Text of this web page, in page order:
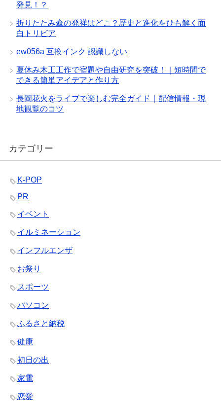
発見！？
折りたたみ傘の発祥はどこ？歴史と進化をひも解く面
白トリビア
ew056a 互換インク 認識しない
夏休み木工工作で宿題や自由研究を突破！｜短時間で
できる簡単アイデアと作り方
長岡花火をライブで楽しむ完全ガイド｜配信情報・現
地観覧のコツ
カテゴリー
K-POP
PR
イベント
イルミネーション
インフルエンザ
お祭り
スポーツ
パソコン
ふるさと納税
健康
初日の出
家電
恋愛